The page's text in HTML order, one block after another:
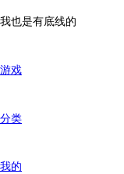
我也是有底线的
游戏
分类
我的